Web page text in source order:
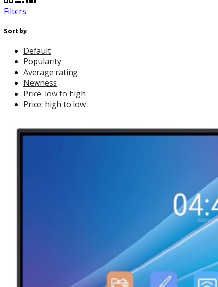
Filters
Sort by
Default
Popularity
Average rating
Newness
Price: low to high
Price: high to low